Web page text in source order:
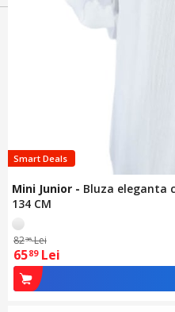
Smart Deals
Mini Junior - Bluza eleganta
134 CM
8236 Lei
6589 Lei